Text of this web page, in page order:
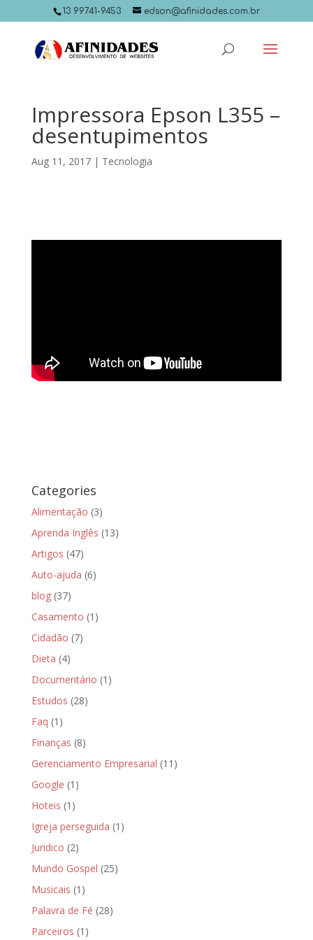
13 99741-9453 edson@afinidades.com.br
Impressora Epson L355 –
desentupimentos
Aug 11, 2017| Tecnologia
Categories
Alimentação (3)
Aprenda Inglês (13)
Artigos (47)
Auto-ajuda (6)
blog(37)
Casamento (1)
Cidadão (7)
Dieta (4)
Documentário (1)
Estudos (28)
Faq (1)
Finanças (8)
Gerenciamento Empresarial (11)
Google (1)
Hoteis (1)
Igreja perseguida (1)
Juridico (2)
Mundo Gospel (25)
Musicais (1)
Palavra de Fé (28)
Parceiros (1)